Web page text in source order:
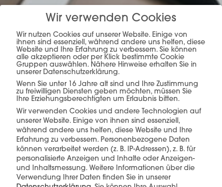
Planung, Produktion &
Verkauf –alles aus
einer Hand.
mehr erfahren
Wir verwenden Cookies
Wir nutzen Cookies auf unserer Website. Einige von
ihnen sind essenziell, während andere uns helfen, diese
Website und Ihre Erfahrung zu verbessern. Sie können
alle akzeptieren oder per Klick bestimmte Cookie
Gruppen auswählen. Nähere Hinweise erhalten Sie in
unserer Datenschutzerklärung.
Wenn Sie unter 16 Jahre alt sind und Ihre Zustimmung
zu freiwilligen Diensten geben möchten, müssen Sie
Ihre Erziehungsberechtigten um Erlaubnis bitten.
Wir verwenden Cookies und andere Technologien auf
unserer Website. Einige von ihnen sind essenziell,
während andere uns helfen, diese Website und Ihre
Erfahrung zu verbessern. Personenbezogene Daten
können verarbeitet werden (z. B. IP-Adressen), z. B. für
personalisierte Anzeigen und Inhalte oder Anzeigen-
und Inhaltsmessung. Weitere Informationen über die
Verwendung Ihrer Daten finden Sie in unserer